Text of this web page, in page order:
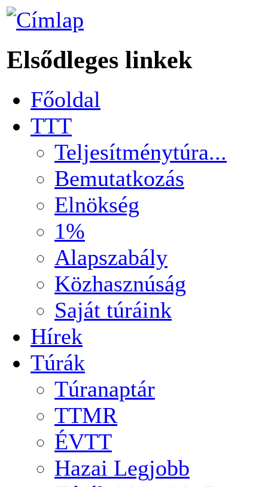
Elsődleges linkek
Főoldal
TTT
Teljesítménytúra...
Bemutatkozás
Elnökség
1%
Alapszabály
Közhasznúság
Saját túráink
Hírek
Túrák
Túranaptár
TTMR
ÉVTT
Hazai Legjobb